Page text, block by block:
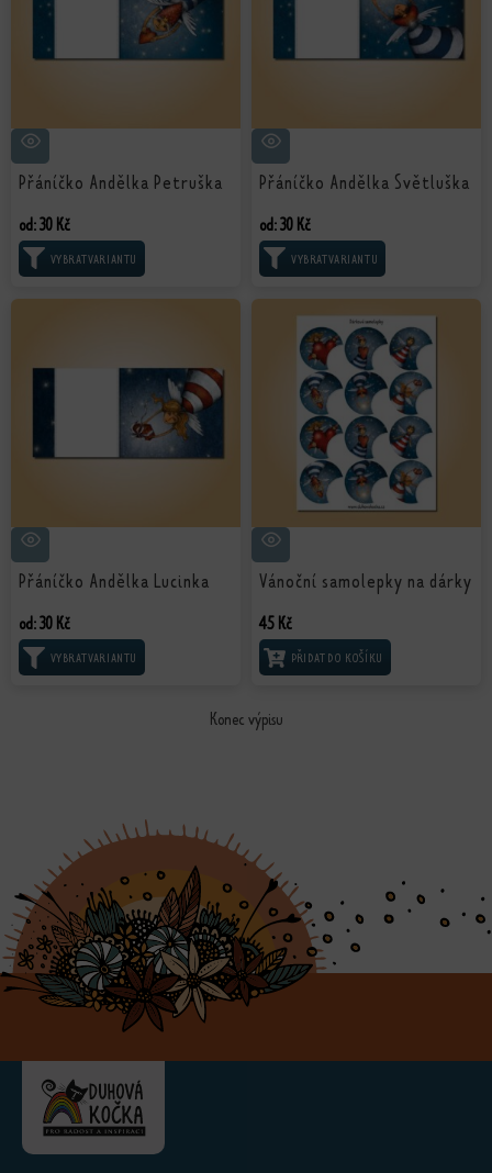
Přáníčko Andělka Petruška
od:30 Kč
VÝBĚR MOŽNOSTÍ
Přáníčko Andělka Světluška
od:30 Kč
VÝBĚR MOŽNOSTÍ
Přáníčko Andělka Lucinka
od:30 Kč
VÝBĚR MOŽNOSTÍ
Vánoční samolepky na dárky
45 Kč
PŘIDAT DO KOŠÍKU
Konec výpisu